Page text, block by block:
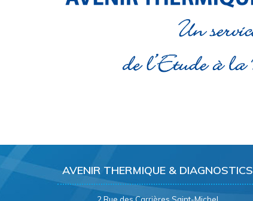
AVENIR THERMIQUE & DIAGNOSTICS